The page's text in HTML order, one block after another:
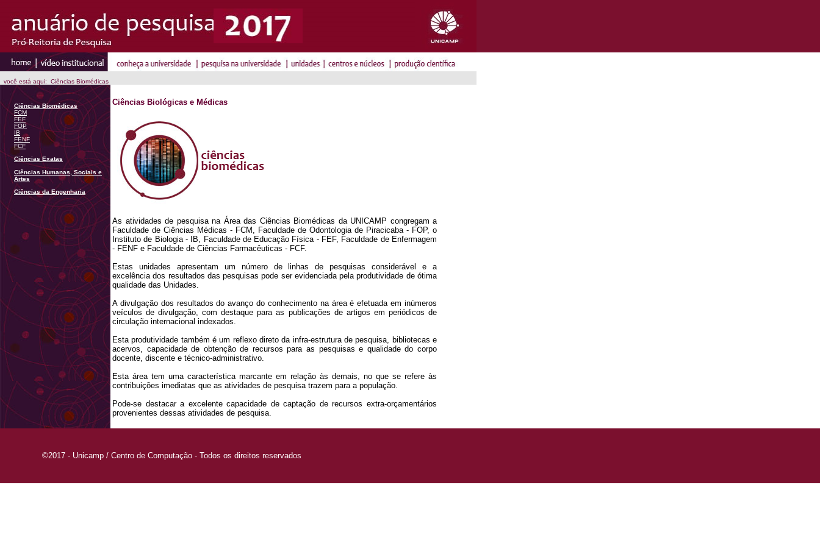
você está aqui: Ciências Biomédicas
Ciências Biomédicas
FCM
FEF
FOP
IB
FENF
FCF
Ciências Exatas
Ciências Humanas, Sociais e
Artes
Ciências da Engenharia
Ciências Biológicas e Médicas
As atividades de pesquisa na Área das Ciências Biomédicas da UNICAMP congregam a
Faculdade de Ciências Médicas - FCM, Faculdade de Odontologia de Piracicaba - FOP, o
Instituto de Biologia - IB, Faculdade de Educação Física - FEF, Faculdade de Enfermagem
- FENF e Faculdade de Ciências Farmacêuticas - FCF.
Estas unidades apresentam um número de linhas de pesquisas considerável e a
excelência dos resultados das pesquisas pode ser evidenciada pela produtividade de ótima
qualidade das Unidades.
A divulgação dos resultados do avanço do conhecimento na área é efetuada em inúmeros
veículos de divulgação, com destaque para as publicações de artigos em periódicos de
circulação internacional indexados.
Esta produtividade também é um reflexo direto da infra-estrutura de pesquisa, bibliotecas e
acervos, capacidade de obtenção de recursos para as pesquisas e qualidade do corpo
docente, discente e técnico-administrativo.
Esta área tem uma característica marcante em relação às demais, no que se refere às
contribuições imediatas que as atividades de pesquisa trazem para a população.
Pode-se destacar a excelente capacidade de captação de recursos extra-orçamentários
provenientes dessas atividades de pesquisa.
©2017 - Unicamp / Centro de Computação - Todos os direitos reservados